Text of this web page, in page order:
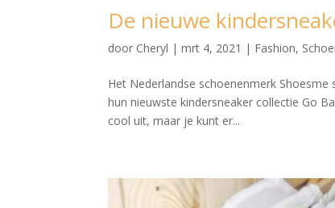
De nieuwe
door Cheryl |mrt 4, 2021 | Fashion,
Het Nederlandse schoenenmerk
hun nieuwste kindersneaker collectie Go
cool uit, maar je kunt er...